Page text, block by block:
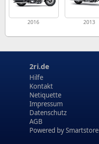
2016 2013
2ri.de
Hilfe
Kontakt
Netiquette
Impressum
Datenschutz
AGB
Powered bySmartstore